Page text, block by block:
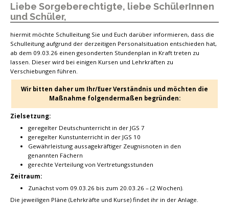
Liebe Sorgeberechtigte, liebe SchülerInnen
und Schüler,
hiermit möchte Schulleitung Sie und Euch darüber informieren, dass die
Schulleitung aufgrund der derzeitigen Personalsituation entschieden hat,
ab dem 09.03.26 einen gesonderten Stundenplan in Kraft treten zu
lassen. Dieser wird bei einigen Kursen und Lehrkräften zu
Verschiebungen führen.
Wir bitten daher um Ihr/Euer Verständnis und möchten die
Maßnahme folgendermaßen begründen:
Zielsetzung:
geregelter Deutschunterricht in der JGS 7
geregelter Kunstunterricht in der JGS 10
Gewährleistung aussagekräftiger Zeugnisnoten in den
genannten Fächern
gerechte Verteilung von Vertretungsstunden
Zeitraum:
Zunächst vom 09.03.26 bis zum 20.03.26 – (2 Wochen).
Die jeweiligen Pläne (Lehrkräfte und Kurse) findet ihr in der Anlage.